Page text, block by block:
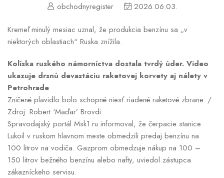
obchodnyregister 2026.06.03.
Kremeľ minulý mesiac uznal, že produkcia benzínu sa „v
niektorých oblastiach“ Ruska znížila.
Kolíska ruského námorníctva dostala tvrdý úder. Video
ukazuje drsnú devastáciu raketovej korvety aj nálety v
Petrohrade
Zničené plavidlo bolo schopné niesť riadené raketové zbrane. /
Zdroj: Robert ‘Maďar’ Brovdi
Spravodajský portál Msk1.ru informoval, že čerpacie stanice
Lukoil v ruskom hlavnom meste obmedzili predaj benzínu na
100 litrov na vodiča. Gazprom obmedzuje nákup na 100 –
150 litrov bežného benzínu alebo nafty, uviedol zástupca
zákazníckeho servisu.